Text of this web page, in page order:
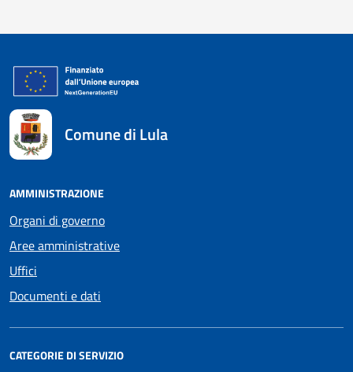
Comune di Lula
AMMINISTRAZIONE
Organi di governo
Aree amministrative
Uffici
Documenti e dati
CATEGORIE DI SERVIZIO